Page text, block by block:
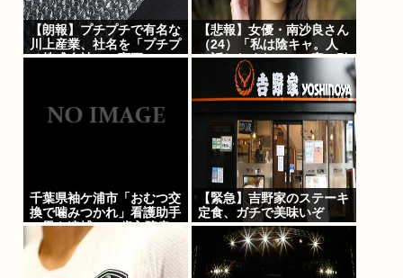
【朗報】プチプチで有名な
川上産業、社名を「プチプ
チ株式会社」に変更www
【悲報】女優・南沙良さん
（24）「私は陰キャ。人
と話したくないので家に引
きこもってPCでアニメを
観ていた
い」・・・・・・・・・
千葉県袖ケ浦市「おむつ交
換で噛みつかれ」看護助手
の男を逮捕 90歳入院患
者の顔や腹を殴るなどケガ
させた疑い [8/6]
【緊急】吉野家のステーキ
定食、ガチで美味いぞ